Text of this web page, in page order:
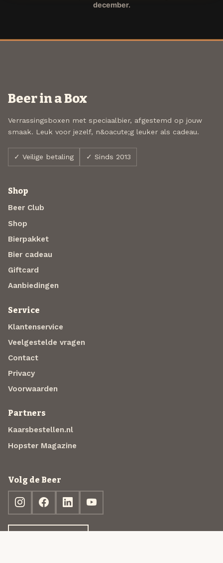
december.
Beer in a Box
Verrassingsboxen met speciaalbier, afgestemd op jouw
smaak. Leuk voor jezelf, n&oacute;g leuker als cadeau.
✓ Veilige betaling ✓ Sinds 2013
Shop
Beer Club
Shop
Bierpakket
Bier cadeau
Giftcard
Aanbiedingen
Service
Klantenservice
Veelgestelde vragen
Contact
Privacy
Voorwaarden
Partners
Kaarsbestellen.nl
Hopster Magazine
Volg de Beer